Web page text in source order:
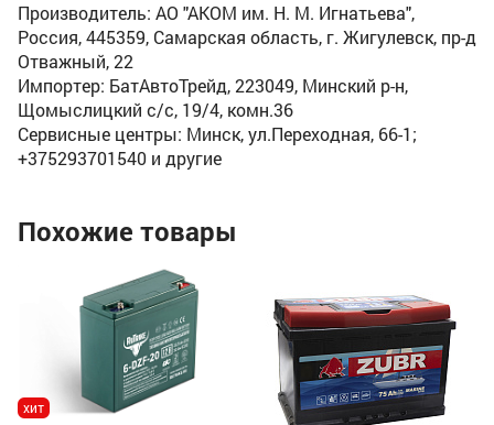
Производитель: АО "АКОМ им. Н. М. Игнатьева",
Россия, 445359, Самарская область, г. Жигулевск, пр-д
Отважный, 22
Импортер: БатАвтоТрейд, 223049, Минский р-н,
Щомыслицкий с/с, 19/4, комн.36
Сервисные центры: Минск, ул.Переходная, 66-1;
+375293701540 и другие
Похожие товары
хит